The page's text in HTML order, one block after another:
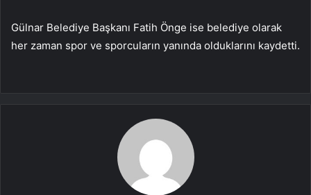
Gülnar Belediye Başkanı Fatih Önge ise belediye olarak
her zaman spor ve sporcuların yanında olduklarını kaydetti.